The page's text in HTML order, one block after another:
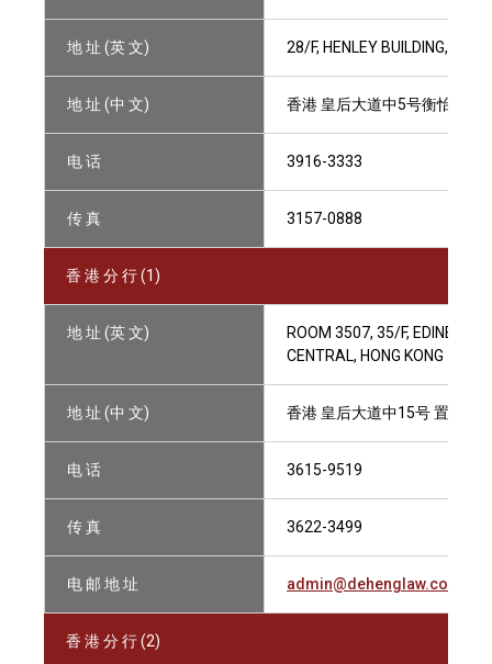
地 址 (英 文) 28/F, HENLEY BUILDING, 5
地 址 (中 文) 香港 皇后大道中5号衡怡大厦
电 话 3916-3333
传 真 3157-0888
香 港 分 行 (1)
地 址 (英 文)
ROOM 3507, 35/F,
CENTRAL, HONG KONG
地 址 (中 文) 香港 皇后大道中15号 置地广
电 话 3615-9519
传 真 3622-3499
电 邮 地 址 admin@dehenglaw.com.hk
香 港 分 行 (2)